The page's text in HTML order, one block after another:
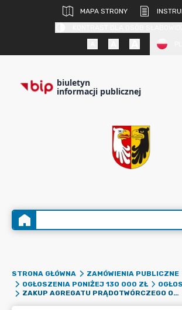
MAPA STRONY
biuletyn
informacji publicznej
STRONA GŁÓWNA
ZAMÓWIENIA PUBLICZNE
OGŁOSZENIA PONIŻEJ 130 000 ZŁ
ZAKUP AGREGATU PRĄDOTWÓRCZEGO O MOCY MIN. 100KVA WRAZ Z PRZYCZEPĄ TRANSPORTOWĄ NA POTRZEBY OCHOTNICZEJ STRAŻY POŻARNEJ W RASZYNIE